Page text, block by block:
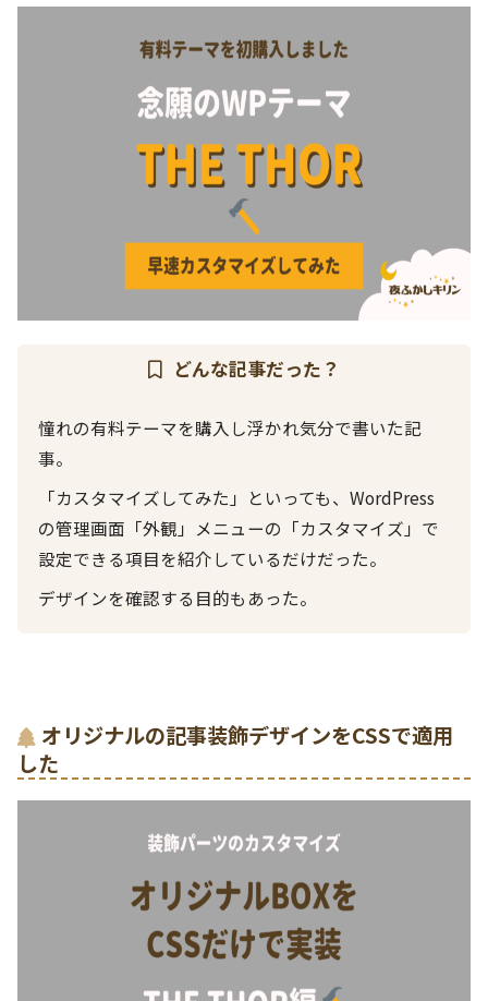
どんな記事だった？
憧れの有料テーマを購入し浮かれ気分で書いた記
事。
「カスタマイズしてみた」といっても、WordPress
の管理画面「外観」メニューの「カスタマイズ」で
設定できる項目を紹介しているだけだった。
デザインを確認する目的もあった。
オリジナルの記事装飾デザインをCSSで適用
した